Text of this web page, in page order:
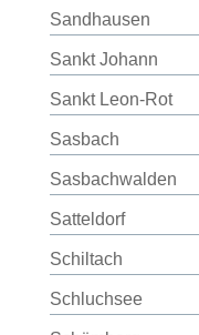
Sandhausen
Sankt Johann
Sankt Leon-Rot
Sasbach
Sasbachwalden
Satteldorf
Schiltach
Schluchsee